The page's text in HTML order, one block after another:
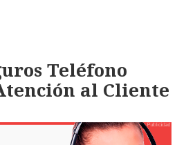
Teléfono
al Cliente